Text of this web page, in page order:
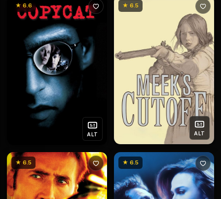
★ 6.6
ALT
★ 6.5
ALT
★ 6.5 ★ 6.5